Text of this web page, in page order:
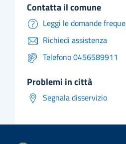
contatta il comune
Leggi le domande
Richiedi assistenza
Telefono 0456589911
problemi in città
Segnala disservizio